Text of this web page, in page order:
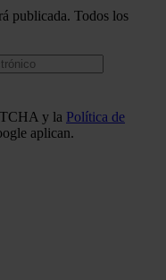
publicada. Todos los
y la Política de
aplican.